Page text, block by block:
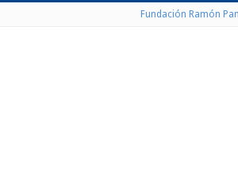
Fundación Ramón